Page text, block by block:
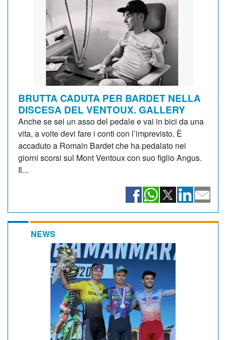
BRUTTA CADUTA PER BARDET NELLA
DISCESA DEL VENTOUX. GALLERY
Anche se sei un asso del pedale e vai in bici da una
vita, a volte devi fare i conti con l’imprevisto. È
accaduto a Romain Bardet che ha pedalato nei
giorni scorsi sul Mont Ventoux con suo figlio Angus.
Il...
NEWS